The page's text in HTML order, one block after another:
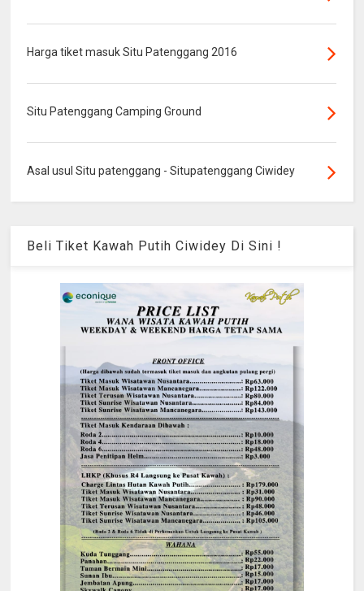
Harga tiket masuk Situ Patenggang 2016
Situ Patenggang Camping Ground
Asal usul Situ patenggang - Situpatenggang Ciwidey
Beli Tiket Kawah Putih Ciwidey Di Sini !